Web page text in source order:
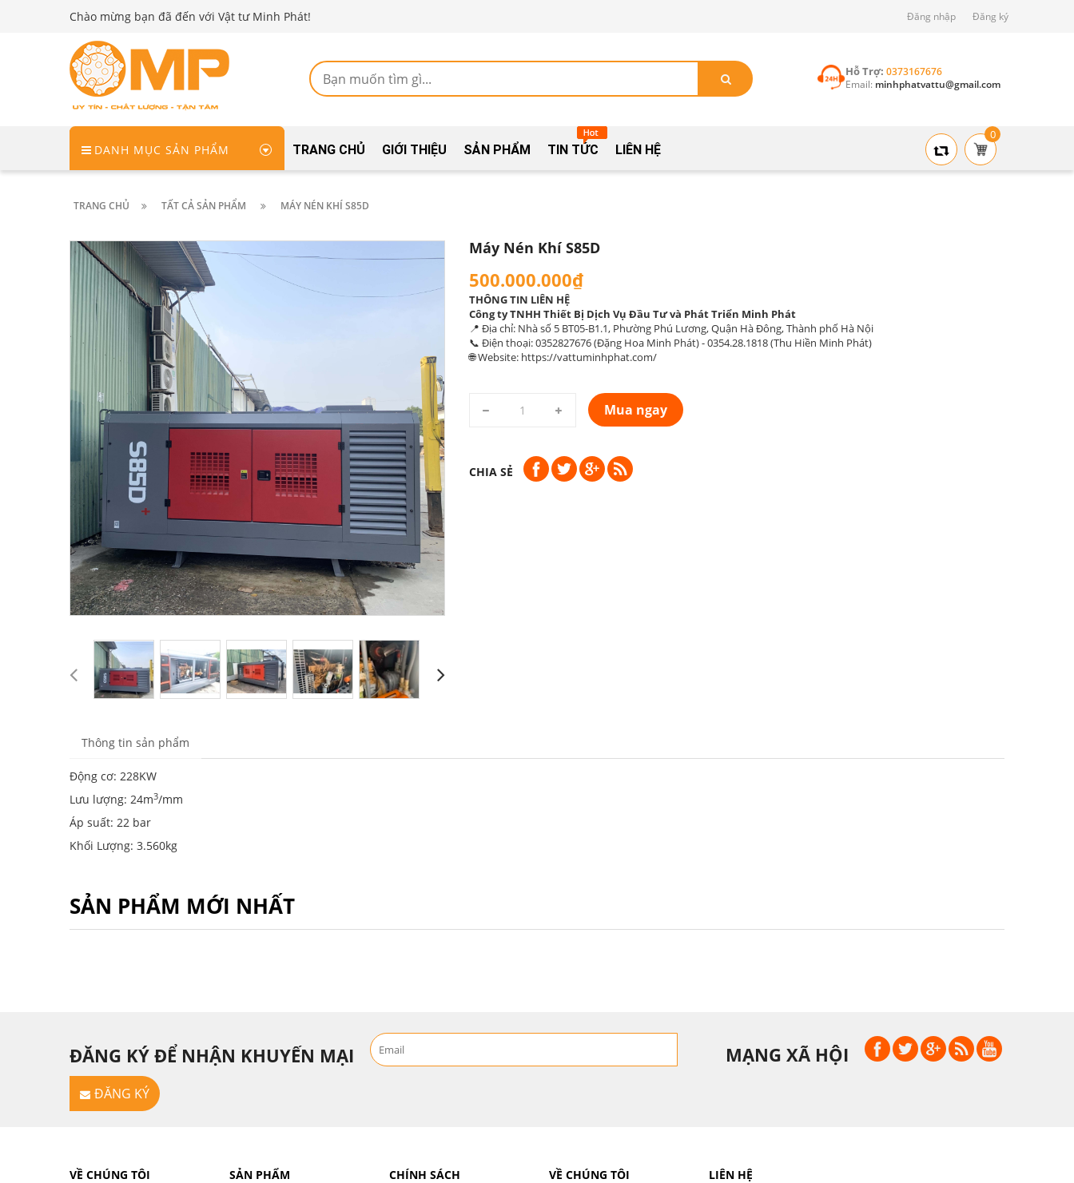
Chào mừng bạn đã đến với Vật tư Minh Phát! Đăng nhập Đăng ký
Hỗ Trợ:0373167676
Email: minhphatvattu@gmail.com
DANH MỤC SẢN PHẨM TRANG CHỦ GIỚI THIỆU SẢN PHẨM TIN TỨC LIÊN HỆ
0
TRANG CHỦ TẤT CẢ SẢN PHẨM MÁY NÉN KHÍ S85D
Máy Nén Khí S85D
500.000.000₫
THÔNG TIN LIÊN HỆ
Công ty TNHH Thiết Bị Dịch Vụ Đầu Tư và Phát Triển Minh Phát
📍 Địa chỉ: Nhà số 5 BT05-B1.1, Phường Phú Lương, Quận Hà Đông, Thành phố Hà Nội
📞 Điện thoại:0352827676 (Đặng Hoa Minh Phát)-0354.28.1818 (Thu Hiền Minh Phát)
🌐 Website: https://vattuminhphat.com/
Mua ngay
CHIA SẺ
Thông tin sản phẩm
Động cơ: 228KW
Lưu lượng: 24m3/mm
Áp suất: 22 bar
Khối Lượng: 3.560kg
SẢN PHẨM MỚI NHẤT
ĐĂNG KÝ ĐỂ NHẬN KHUYẾN MẠI
ĐĂNG KÝ
MẠNG XÃ HỘI
VỀ CHÚNG TÔI
SẢN PHẨM
CHÍNH SÁCH
VỀ CHÚNG TÔI
LIÊN HỆ